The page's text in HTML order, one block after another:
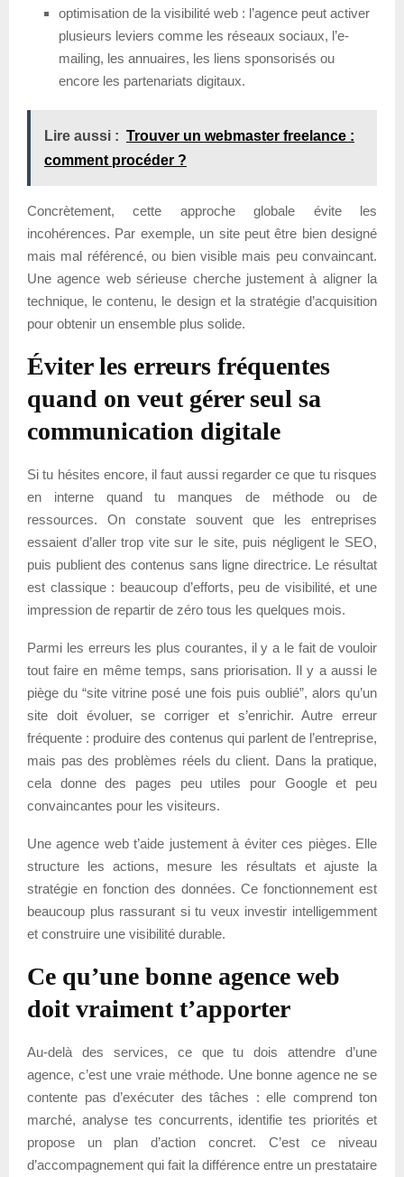
optimisation de la visibilité web : l’agence peut activer
plusieurs leviers comme les réseaux sociaux, l’e-
mailing, les annuaires, les liens sponsorisés ou
encore les partenariats digitaux.
Lire aussi : Trouver un webmaster freelance :
comment procéder ?
Concrètement, cette approche globale évite les
incohérences. Par exemple, un site peut être bien designé
mais mal référencé, ou bien visible mais peu convaincant.
Une agence web sérieuse cherche justement à aligner la
technique, le contenu, le design et la stratégie d’acquisition
pour obtenir un ensemble plus solide.
Éviter les erreurs fréquentes
quand on veut gérer seul sa
communication digitale
Si tu hésites encore, il faut aussi regarder ce que tu risques
en interne quand tu manques de méthode ou de
ressources. On constate souvent que les entreprises
essaient d’aller trop vite sur le site, puis négligent le SEO,
puis publient des contenus sans ligne directrice. Le résultat
est classique : beaucoup d’efforts, peu de visibilité, et une
impression de repartir de zéro tous les quelques mois.
Parmi les erreurs les plus courantes, il y a le fait de vouloir
tout faire en même temps, sans priorisation. Il y a aussi le
piège du “site vitrine posé une fois puis oublié”, alors qu’un
site doit évoluer, se corriger et s’enrichir. Autre erreur
fréquente : produire des contenus qui parlent de l’entreprise,
mais pas des problèmes réels du client. Dans la pratique,
cela donne des pages peu utiles pour Google et peu
convaincantes pour les visiteurs.
Une agence web t’aide justement à éviter ces pièges. Elle
structure les actions, mesure les résultats et ajuste la
stratégie en fonction des données. Ce fonctionnement est
beaucoup plus rassurant si tu veux investir intelligemment
et construire une visibilité durable.
Ce qu’une bonne agence web
doit vraiment t’apporter
Au-delà des services, ce que tu dois attendre d’une
agence, c’est une vraie méthode. Une bonne agence ne se
contente pas d’exécuter des tâches : elle comprend ton
marché, analyse tes concurrents, identifie tes priorités et
propose un plan d’action concret. C’est ce niveau
d’accompagnement qui fait la différence entre un prestataire